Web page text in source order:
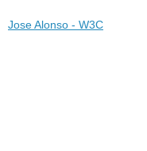
Jose Alonso - W3C